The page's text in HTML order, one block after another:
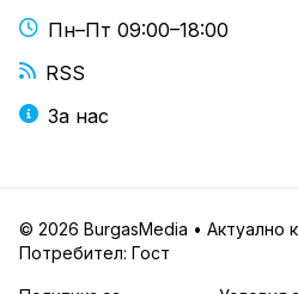
Пн–Пт 09:00–18:00
RSS
За нас
© 2026 BurgasMedia • Актуално
Потребител: Гост